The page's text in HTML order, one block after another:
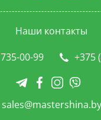
Наши контакты
00-99
+375
sales@mastershina.by